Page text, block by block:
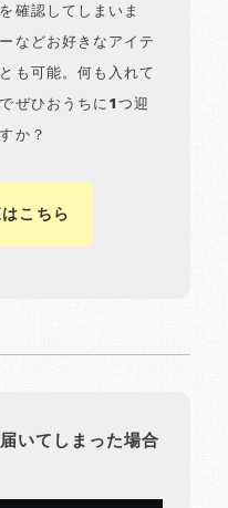
確認してしまいま
などお好きなアイテ
も可能。何も入れて
ぜひおうちに1つ迎
か？
こちら
いてしまった場合